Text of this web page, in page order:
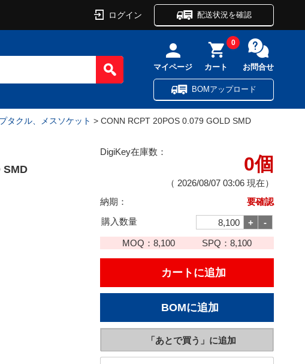
ログイン 配送状況を確認
マイページ カート
0
お問合せ
BOMアップロード
タクル、メスソケット > CONN RCPT 20POS 0.079 GOLD SMD
SMD
DigiKey在庫数：
0個
（ 2026/08/07 03:06 現在）
納期：
要確認
購入数量
MOQ：8,100 SPQ： 8,100